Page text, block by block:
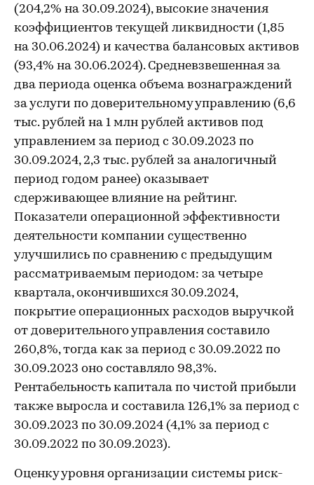
(204,2% на 30.09.2024), высокие значения
коэффициентов текущей ликвидности (1,85
на 30.06.2024) и качества балансовых активов
(93,4% на 30.06.2024). Средневзвешенная за
два периода оценка объема вознаграждений
за услуги по доверительному управлению (6,6
тыс. рублей на 1 млн рублей активов под
управлением за период с 30.09.2023 по
30.09.2024, 2,3 тыс. рублей за аналогичный
период годом ранее) оказывает
сдерживающее влияние на рейтинг.
Показатели операционной эффективности
деятельности компании существенно
улучшились по сравнению с предыдущим
рассматриваемым периодом: за четыре
квартала, окончившихся 30.09.2024,
покрытие операционных расходов выручкой
от доверительного управления составило
260,8%, тогда как за период с 30.09.2022 по
30.09.2023 оно составляло 98,3%.
Рентабельность капитала по чистой прибыли
также выросла и составила 126,1% за период с
30.09.2023 по 30.09.2024 (4,1% за период с
30.09.2022 по 30.09.2023).
Оценку уровня организации системы риск-